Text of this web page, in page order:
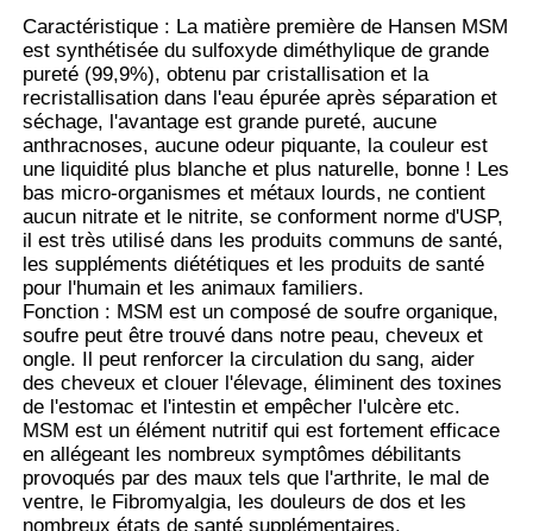
MSM en gros
Sulfoxyde diméthylique de DMSO
Supplément de MSM
Chondroïtine de glucosamine de MSM
Supplément de joint de MSM pour des chevaux
Poudre de cheveux de MSM
Soufre organique de MSM
Caractéristique : La matière première de Hansen MSM
est synthétisée du sulfoxyde diméthylique de grande
pureté (99,9%), obtenu par cristallisation et la
recristallisation dans l'eau épurée après séparation et
séchage, l'avantage est grande pureté, aucune
anthracnoses, aucune odeur piquante, la couleur est
une liquidité plus blanche et plus naturelle, bonne ! Les
bas micro-organismes et métaux lourds, ne contient
aucun nitrate et le nitrite, se conforment norme d'USP,
il est très utilisé dans les produits communs de santé,
les suppléments diététiques et les produits de santé
pour l'humain et les animaux familiers.
Fonction : MSM est un composé de soufre organique,
soufre peut être trouvé dans notre peau, cheveux et
ongle. Il peut renforcer la circulation du sang, aider
des cheveux et clouer l'élevage, éliminent des toxines
de l'estomac et l'intestin et empêcher l'ulcère etc.
MSM est un élément nutritif qui est fortement efficace
en allégeant les nombreux symptômes débilitants
provoqués par des maux tels que l'arthrite, le mal de
ventre, le Fibromyalgia, les douleurs de dos et les
nombreux états de santé supplémentaires.